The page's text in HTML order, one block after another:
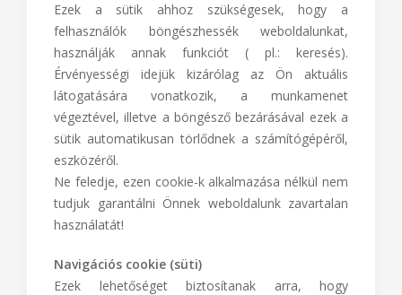
Ezek a sütik ahhoz szükségesek, hogy a
felhasználók böngészhessék weboldalunkat,
használják annak funkciót ( pl.: keresés).
Érvényességi idejük kizárólag az Ön aktuális
látogatására vonatkozik, a munkamenet
végeztével, illetve a böngésző bezárásával ezek a
sütik automatikusan törlődnek a számítógépéről,
eszközéről.
Ne feledje, ezen cookie-k alkalmazása nélkül nem
tudjuk garantálni Önnek weboldalunk zavartalan
használatát!
Navigációs cookie (süti)
Ezek lehetőséget biztosítanak arra, hogy